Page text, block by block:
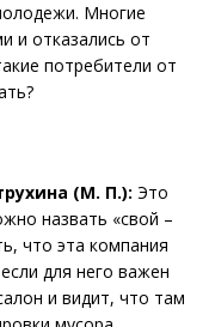
Многие
и отказались от
потребители от
(М. П.): Это
назвать «свой –
что эта компания
для него важен
и видит, что там